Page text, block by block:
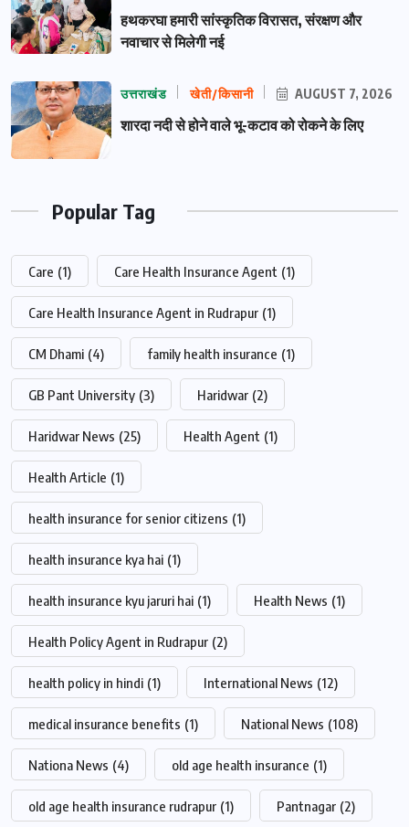
हथकरघा हमारी सांस्कृतिक विरासत, संरक्षण और
नवाचार से मिलेगी नई
उत्तराखंड खेती/किसानी AUGUST 7, 2026
शारदा नदी से होने वाले भू-कटाव को रोकने के लिए
Popular Tag
Care (1) Care Health Insurance Agent (1)
Care Health Insurance Agent in Rudrapur (1)
CM Dhami (4) family health insurance (1)
GB Pant University (3) Haridwar (2)
Haridwar News (25) Health Agent (1)
Health Article (1)
health insurance for senior citizens (1)
health insurance kya hai (1)
health insurance kyu jaruri hai (1) Health News (1)
Health Policy Agent in Rudrapur (2)
health policy in hindi (1) International News (12)
medical insurance benefits (1) National News (108)
Nationa News (4) old age health insurance (1)
old age health insurance rudrapur (1) Pantnagar (2)